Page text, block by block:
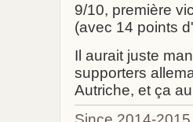
9/10, première
(avec 14 points
Il aurait juste
supporters
Autriche, et ça